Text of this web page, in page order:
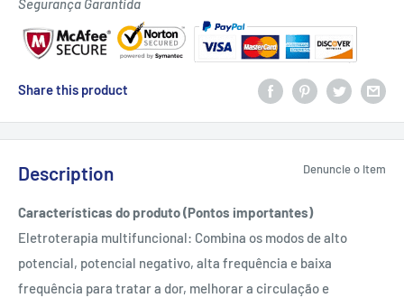
Segurança Garantida
Share this product
Description Denuncie o Item
Características do produto (Pontos importantes)
Eletroterapia multifuncional: Combina os modos de alto
potencial, potencial negativo, alta frequência e baixa
frequência para tratar a dor, melhorar a circulação e